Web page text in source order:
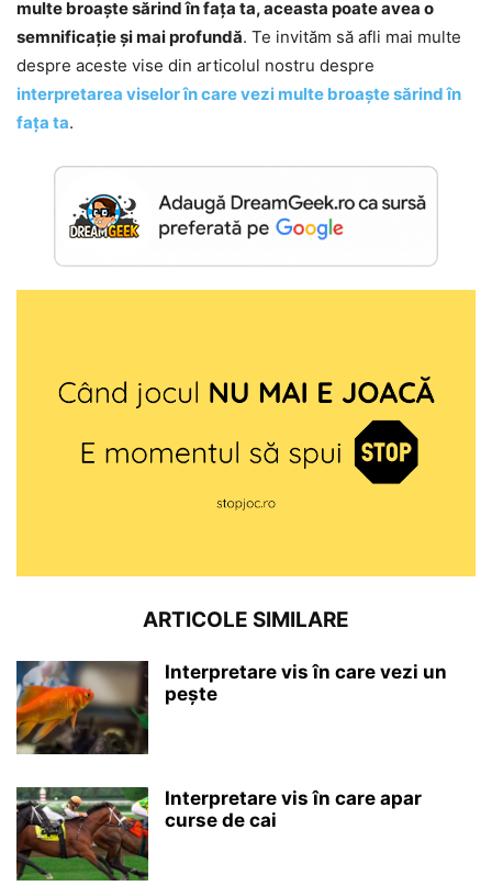
multe broaște sărind în fața ta, aceasta poate avea o
semnificație și mai profundă. Te invităm să afli mai multe
despre aceste vise din articolul nostru despre
interpretarea viselor în care vezi multe broaște sărind în
fața ta.
ARTICOLE SIMILARE
Interpretare vis în care vezi un
pește
Interpretare vis în care apar
curse de cai